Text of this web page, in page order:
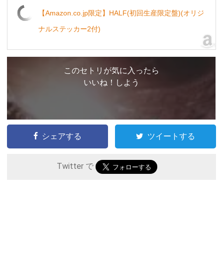
【Amazon.co.jp限定】HALF(初回生産限定盤)(オリジ
ナルステッカー2付)
このセトリが気に入ったら
いいね！しよう
シェアする ツイートする
Twitter で